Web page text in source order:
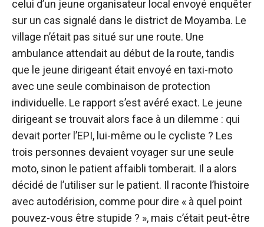
celui d’un jeune organisateur local envoyé enquêter
sur un cas signalé dans le district de Moyamba. Le
village n’était pas situé sur une route. Une
ambulance attendait au début de la route, tandis
que le jeune dirigeant était envoyé en taxi-moto
avec une seule combinaison de protection
individuelle. Le rapport s’est avéré exact. Le jeune
dirigeant se trouvait alors face à un dilemme : qui
devait porter l’EPI, lui-même ou le cycliste ? Les
trois personnes devaient voyager sur une seule
moto, sinon le patient affaibli tomberait. Il a alors
décidé de l’utiliser sur le patient. Il raconte l’histoire
avec autodérision, comme pour dire « à quel point
pouvez-vous être stupide ? », mais c’était peut-être